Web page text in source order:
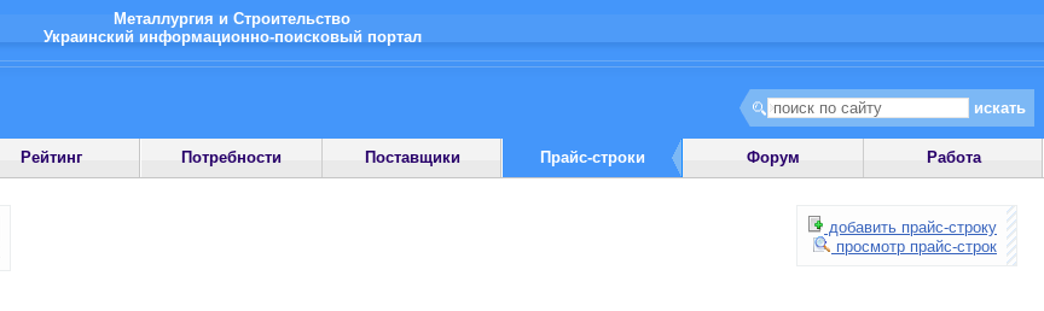
Металлургия и Строительство
Украинский информационно-поисковый портал
Рейтинг Потребности Поставщики Прайс-строки Форум Работа
добавить прайс-строку
просмотр прайс-строк